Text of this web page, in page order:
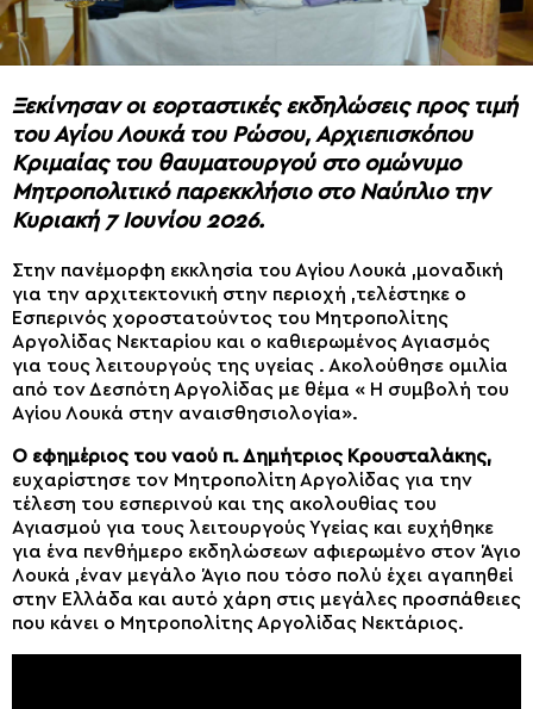
Ξεκίνησαν οι εορταστικές εκδηλώσεις προς τιμή
του Αγίου Λουκά του Ρώσου, Αρχιεπισκόπου
Κριμαίας του θαυματουργού στο ομώνυμο
Μητροπολιτικό παρεκκλήσιο στο Ναύπλιο την
Κυριακή 7 Ιουνίου 2026.
Στην πανέμορφη εκκλησία του Αγίου Λουκά ,μοναδική
για την αρχιτεκτονική στην περιοχή ,τελέστηκε ο
Εσπερινός χοροστατούντος του Μητροπολίτης
Αργολίδας Νεκταρίου και ο καθιερωμένος Αγιασμός
για τους λειτουργούς της υγείας . Ακολούθησε ομιλία
από τον Δεσπότη Αργολίδας με θέμα « Η συμβολή του
Αγίου Λουκά στην αναισθησιολογία».
Ο εφημέριος του ναού π. Δημήτριος Κρουσταλάκης,
ευχαρίστησε τον Μητροπολίτη Αργολίδας για την
τέλεση του εσπερινού και της ακολουθίας του
Αγιασμού για τους λειτουργούς Υγείας και ευχήθηκε
για ένα πενθήμερο εκδηλώσεων αφιερωμένο στον Άγιο
Λουκά ,έναν μεγάλο Άγιο που τόσο πολύ έχει αγαπηθεί
στην Ελλάδα και αυτό χάρη στις μεγάλες προσπάθειες
που κάνει ο Μητροπολίτης Αργολίδας Νεκτάριος.